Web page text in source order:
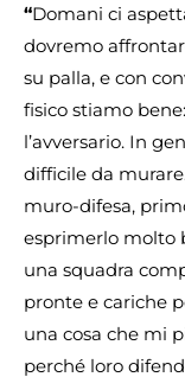
“Domani ci
dovremo
su palla, e con
fisico stiamo
l’avversario. In
difficile da
muro-difesa,
esprimerlo molto
una squadra
pronte e cariche
una cosa che mi
perché loro